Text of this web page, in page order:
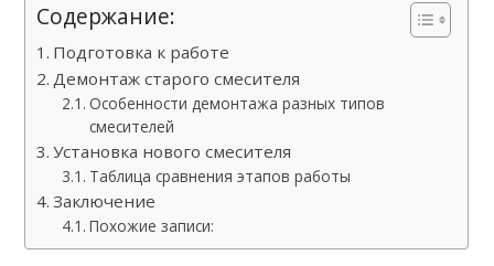
Содержание:
Подготовка к работе
Демонтаж старого смесителя
Особенности демонтажа разных типов
смесителей
Установка нового смесителя
Таблица сравнения этапов работы
Заключение
Похожие записи: